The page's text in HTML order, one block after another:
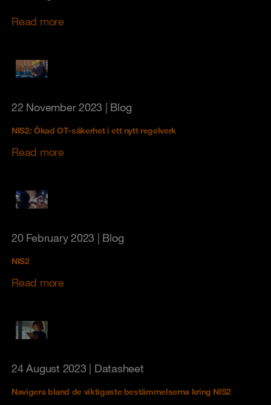
Read more
22 November 2023 | Blog
NIS2: Ökad OT-säkerhet i ett nytt regelverk
Read more
20 February 2023 | Blog
NIS2
Read more
24 August 2023 | Datasheet
Navigera bland de viktigaste bestämmelserna kring NIS2